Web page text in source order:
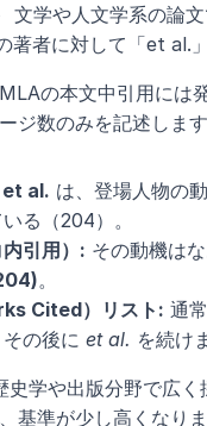
文学や人文学系の論
著者に対して「et al.
の本文中引用には
ジ数のみを記述します
al. は、登場人物の
る（204）。
引用）:
。
Cited）リスト: 通
の後に et al. を続け
史学や出版分野で広く
基準が少し高くなり